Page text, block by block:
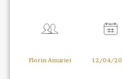
Florin Amariei 12/04/